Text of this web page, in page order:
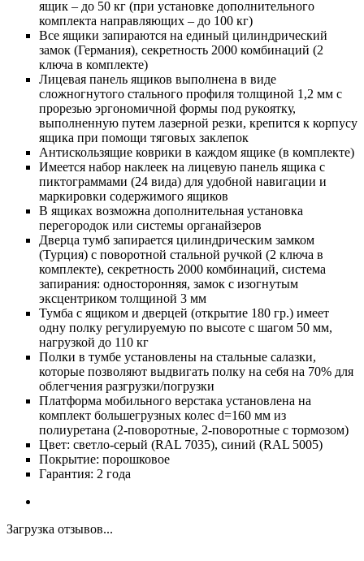
ящик – до 50 кг (при установке дополнительного
комплекта направляющих – до 100 кг)
Все ящики запираются на единый цилиндрический
замок (Германия), секретность 2000 комбинаций (2
ключа в комплекте)
Лицевая панель ящиков выполнена в виде
сложногнутого стального профиля толщиной 1,2 мм с
прорезью эргономичной формы под рукоятку,
выполненную путем лазерной резки, крепится к корпусу
ящика при помощи тяговых заклепок
Антискользящие коврики в каждом ящике (в комплекте)
Имеется набор наклеек на лицевую панель ящика с
пиктограммами (24 вида) для удобной навигации и
маркировки содержимого ящиков
В ящиках возможна дополнительная установка
перегородок или системы органайзеров
Дверца тумб запирается цилиндрическим замком
(Турция) с поворотной стальной ручкой (2 ключа в
комплекте), секретность 2000 комбинаций, система
запирания: односторонняя, замок с изогнутым
эксцентриком толщиной 3 мм
Тумба с ящиком и дверцей (открытие 180 гр.) имеет
одну полку регулируемую по высоте с шагом 50 мм,
нагрузкой до 110 кг
Полки в тумбе установлены на стальные салазки,
которые позволяют выдвигать полку на себя на 70% для
облегчения разгрузки/погрузки
Платформа мобильного верстака установлена на
комплект большегрузных колес d=160 мм из
полиуретана (2-поворотные, 2-поворотные с тормозом)
Цвет: светло-серый (RAL 7035), синий (RAL 5005)
Покрытие: порошковое
Гарантия: 2 года
Загрузка отзывов...